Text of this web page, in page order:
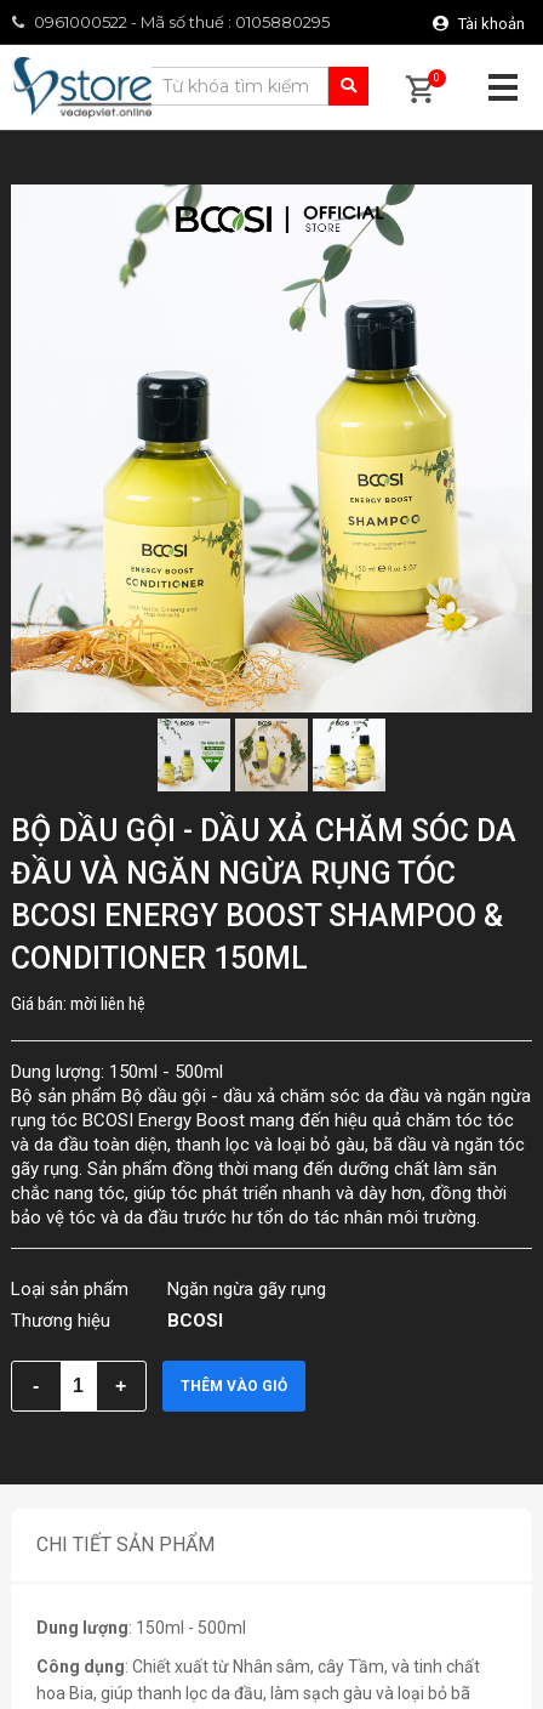
0961000522 - Mã số thuế : 0105880295 Tài khoản
0
BỘ DẦU GỘI - DẦU XẢ CHĂM SÓC DA
ĐẦU VÀ NGĂN NGỪA RỤNG TÓC
BCOSI ENERGY BOOST SHAMPOO &
CONDITIONER 150ML
Giá bán: mời liên hệ
Dung lượng: 150ml - 500ml
Bộ sản phẩm Bộ dầu gội - dầu xả chăm sóc da đầu và ngăn ngừa
rụng tóc BCOSI Energy Boost mang đến hiệu quả chăm tóc tóc
và da đầu toàn diện, thanh lọc và loại bỏ gàu, bã dầu và ngăn tóc
gãy rụng. Sản phẩm đồng thời mang đến dưỡng chất làm săn
chắc nang tóc, giúp tóc phát triển nhanh và dày hơn, đồng thời
bảo vệ tóc và da đầu trước hư tổn do tác nhân môi trường.
Loại sản phẩm
Ngăn ngừa gãy rụng
Thương hiệu
BCOSI
THÊM VÀO GIỎ
CHI TIẾT SẢN PHẨM
Dung lượng: 150ml - 500ml
Công dụng: Chiết xuất từ Nhân sâm, cây Tầm, và tinh chất
hoa Bia, giúp thanh lọc da đầu, làm sạch gàu và loại bỏ bã